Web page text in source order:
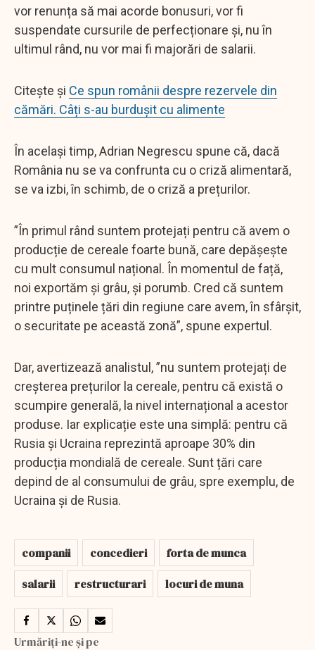
vor renunța să mai acorde bonusuri, vor fi
suspendate cursurile de perfecționare și, nu în
ultimul rând, nu vor mai fi majorări de salarii.
Citește și Ce spun românii despre rezervele din
cămări. Câți s-au burdușit cu alimente
În același timp, Adrian Negrescu spune că, dacă
România nu se va confrunta cu o criză alimentară,
se va izbi, în schimb, de o criză a prețurilor.
”În primul rând suntem protejați pentru că avem o
producție de cereale foarte bună, care depășește
cu mult consumul național. În momentul de față,
noi exportăm și grâu, și porumb. Cred că suntem
printre puținele țări din regiune care avem, în sfârșit,
o securitate pe această zonă”, spune expertul.
Dar, avertizează analistul, ”nu suntem protejați de
creșterea prețurilor la cereale, pentru că există o
scumpire generală, la nivel internațional a acestor
produse. Iar explicație este una simplă: pentru că
Rusia și Ucraina reprezintă aproape 30% din
producția mondială de cereale. Sunt țări care
depind de al consumului de grâu, spre exemplu, de
Ucraina și de Rusia.
companii concedieri
forta de munca
salarii
restructurari locuri de muna
Urmăriți-ne și pe